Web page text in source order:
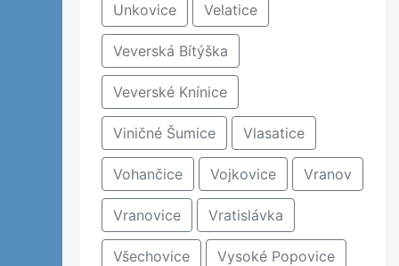
Unkovice Velatice
Veverská Bítýška
Veverské Knínice
Viničné Šumice Vlasatice
Vohančice Vojkovice Vranov
Vranovice Vratislávka
Všechovice Vysoké Popovice